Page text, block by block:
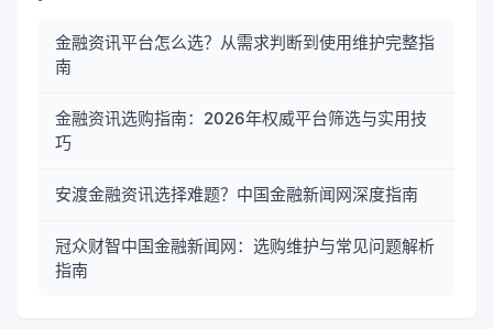
金融资讯平台怎么选？从需求判断到使用维护完整指
南
金融资讯选购指南：2026年权威平台筛选与实用技
巧
安渡金融资讯选择难题？中国金融新闻网深度指南
冠众财智中国金融新闻网：选购维护与常见问题解析
指南